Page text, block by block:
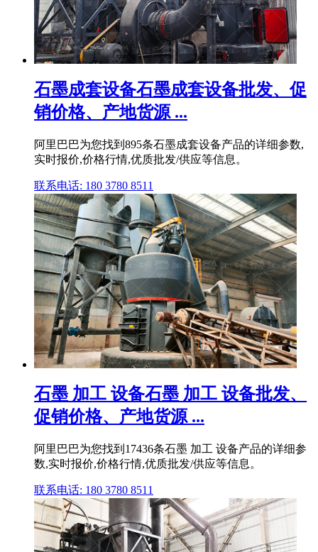
石墨成套设备石墨成套设备批发、促
销价格、产地货源 ...
阿里巴巴为您找到895条石墨成套设备产品的详细参数,
实时报价,价格行情,优质批发/供应等信息。
联系电话: 180 3780 8511
石墨 加工 设备石墨 加工 设备批发、
促销价格、产地货源 ...
阿里巴巴为您找到17436条石墨 加工 设备产品的详细参
数,实时报价,价格行情,优质批发/供应等信息。
联系电话: 180 3780 8511